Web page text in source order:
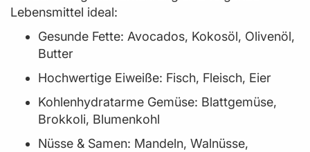
Lebensmittel ideal:
Gesunde Fette: Avocados, Kokosöl, Olivenöl,
Butter
Hochwertige Eiweiße: Fisch, Fleisch, Eier
Kohlenhydratarme Gemüse: Blattgemüse,
Brokkoli, Blumenkohl
Nüsse & Samen: Mandeln, Walnüsse,